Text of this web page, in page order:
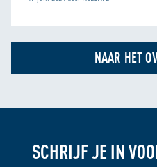
NAAR HET
SCHRIJF JE IN